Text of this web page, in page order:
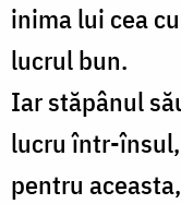
inima lui cea
lucrul bun.
Iar stăpânul
lucru într-
pentru